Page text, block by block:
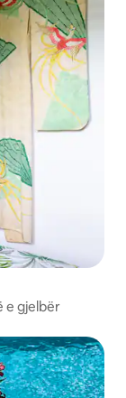
e gjelbër